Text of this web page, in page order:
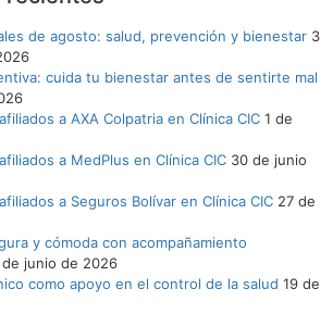
de agosto: salud, prevención y bienestar 3
cuida tu bienestar antes de sentirte mal
a AXA Colpatria en Clínica CIC 1 de
a MedPlus en Clínica CIC 30 de junio
a Seguros Bolívar en Clínica CIC 27 de
y cómoda con acompañamiento
de junio de 2026
como apoyo en el control de la salud 19 de